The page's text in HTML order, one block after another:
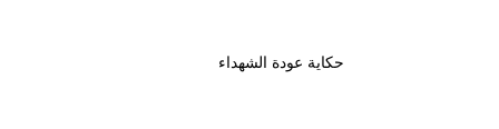
حكاية عودة الشهداء